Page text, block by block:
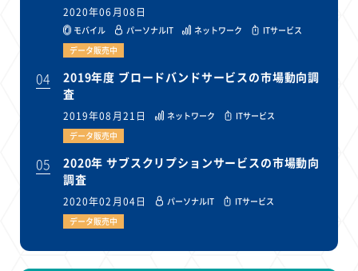
2020年06月08日
モバイル パーソナルIT ネットワーク
ITサービス
データ販売中
04
2019年度 ブロードバンドサービスの市場動向調
査
2019年08月21日 ネットワーク
ITサービス
データ販売中
05
2020年 サブスクリプションサービスの市場動向
調査
2020年02月04日 パーソナルIT
ITサービス
データ販売中